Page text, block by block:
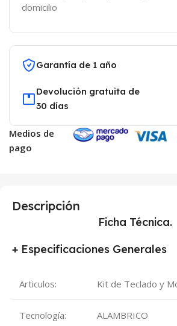
domicilio
Garantía de 1 año
Devolución gratuita de
30 días
Medios de
pago
Descripción
Ficha Técnica.
+ Especificaciones Generales
Articulos: Kit de Teclado y
Tecnología: ALAMBRICO